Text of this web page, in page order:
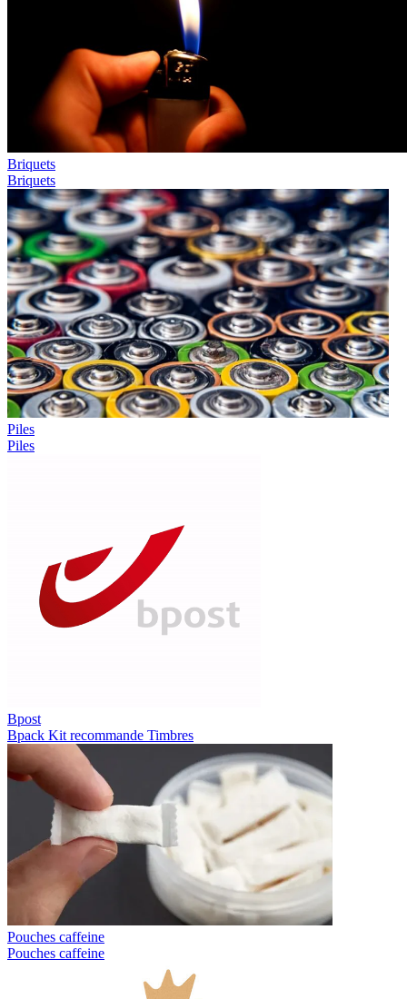
Briquets
Briquets
Piles
Piles
Bpost
Bpack Kit recommande Timbres
Pouches caffeine
Pouches caffeine